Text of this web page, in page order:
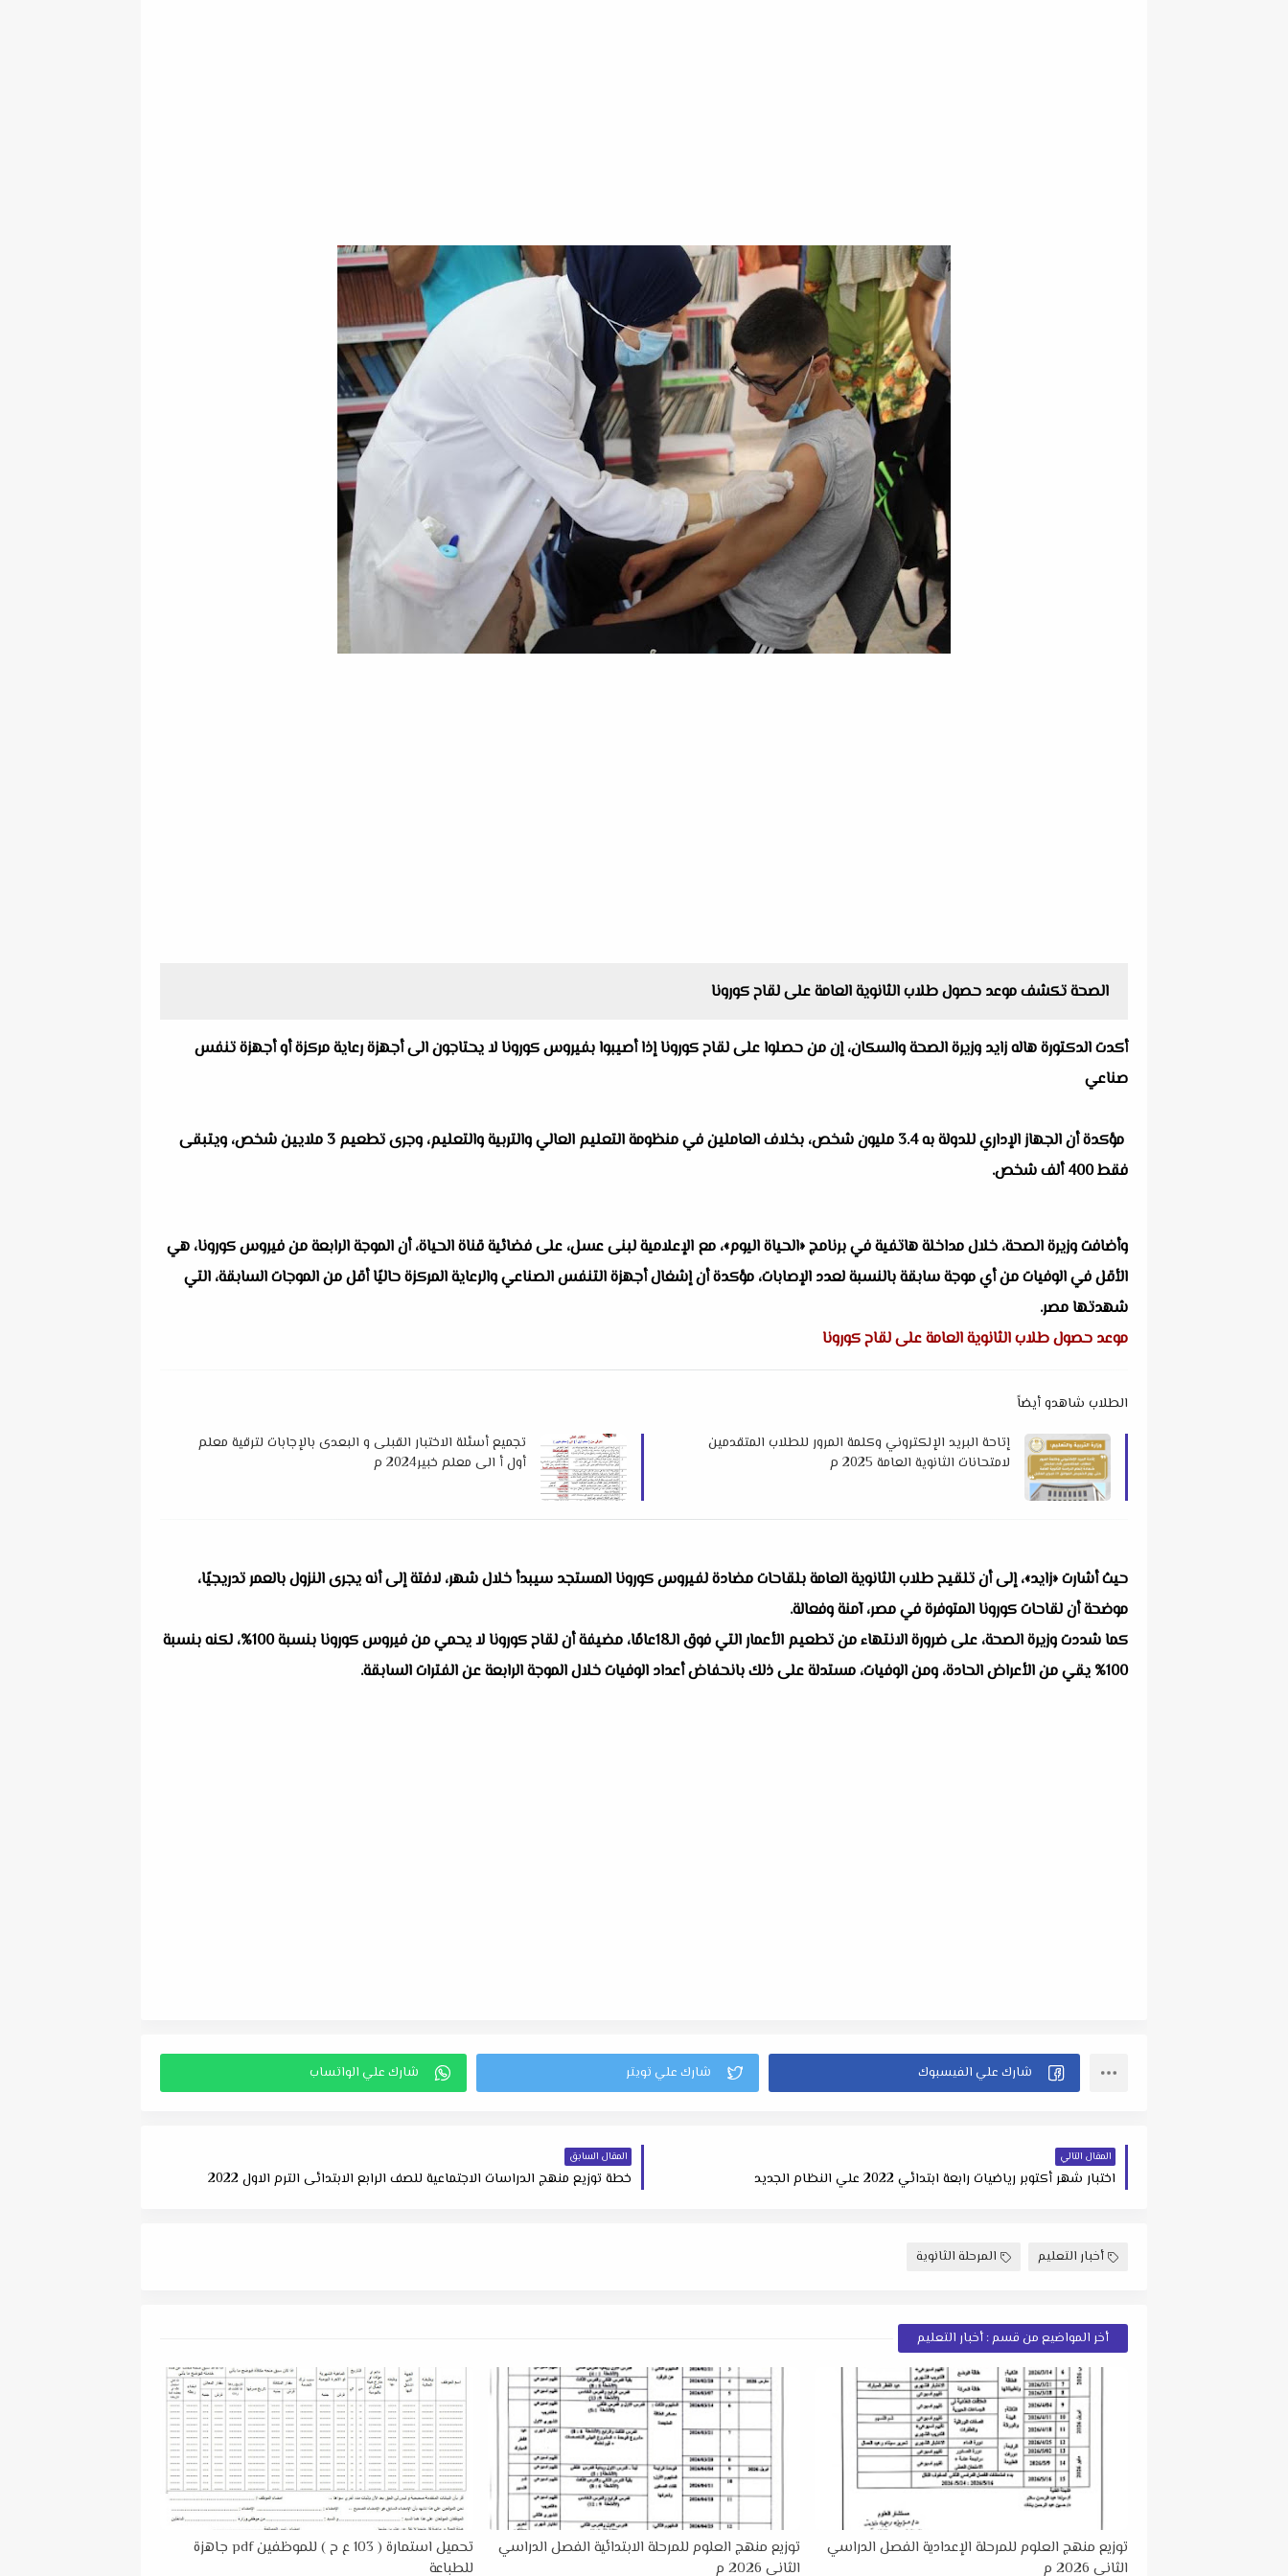
الصحة تكشف موعد حصول طلاب الثانوية العامة على لقاح كورونا
أكدت الدكتورة هاله زايد وزيرة الصحة والسكان، إن من حصلوا على لقاح كورونا إذا أصيبوا بفيروس كورونا لا يحتاجون الى أجهزة رعاية مركزة أو أجهزة تنفس
صناعي
مؤكدة أن الجهاز الإداري للدولة به 3.4 مليون شخص، بخلاف العاملين في منظومة التعليم العالي والتربية والتعليم، وجرى تطعيم 3 ملايين شخص، ويتبقى
فقط 400 ألف شخص.
وأضافت وزيرة الصحة، خلال مداخلة هاتفية في برنامج «الحياة اليوم»، مع الإعلامية لبنى عسل، على فضائية قناة الحياة، أن الموجة الرابعة من فيروس كورونا، هي
الأقل في الوفيات من أي موجة سابقة بالنسبة لعدد الإصابات، مؤكدة أن إشغال أجهزة التنفس الصناعي والرعاية المركزة حاليًا أقل من الموجات السابقة، التي
شهدتها مصر.
موعد حصول طلاب الثانوية العامة على لقاح كورونا
الطلاب شاهدو أيضاً
إتاحة البريد الإلكتروني وكلمة المرور للطلاب المتقدمين
لامتحانات الثانوية العامة 2025 م
تجميع أسئلة الاختبار القبلى و البعدى بالإجابات لترقية معلم
أول أ الى معلم خبير2024 م
حيث أشارت «زايد»، إلى أن تلقيح طلاب الثانوية العامة بلقاحات مضادة لفيروس كورونا المستجد سيبدأ خلال شهر، لافتة إلى أنه يجرى النزول بالعمر تدريجيًا،
موضحة أن لقاحات كورونا المتوفرة في مصر، آمنة وفعالة.
كما شددت وزيرة الصحة، على ضرورة الانتهاء من تطعيم الأعمار التي فوق الـ18عامًا، مضيفة أن لقاح كورونا لا يحمي من فيروس كورونا بنسبة 100%، لكنه بنسبة
100% يقي من الأعراض الحادة، ومن الوفيات، مستدلة على ذلك بانحفاض أعداد الوفيات خلال الموجة الرابعة عن الفترات السابقة.
المقال التالي
اختبار شهر أكتوبر رياضيات رابعة ابتدائي 2022 علي النظام الجديد
المقال السابق
خطة توزيع منهج الدراسات الاجتماعية للصف الرابع الابتدائى الترم الاول 2022
أخبار التعليم المرحلة الثانوية
أخر المواضيع من قسم : أخبار التعليم
توزيع منهج العلوم للمرحلة الإعدادية الفصل الدراسي
الثاني 2026 م
توزيع منهج العلوم للمرحلة الابتدائية الفصل الدراسي
الثاني 2026 م
تحميل استمارة ( 103 ع ح ) للموظفين pdf جاهزة
للطباعة